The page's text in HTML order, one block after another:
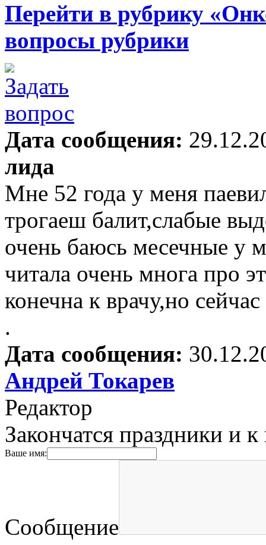
Перейти в рубрику
вопросы рубрики
Дата сообщения:
лида
Мне 52 года у меня
трогаеш балит,слабые
очень баюсь месечные у
читала очень многа про
конечна к врачу,но
.
Дата сообщения:
Андрей Токарев
Редактор
Закончатся праздники и к
Ваше имя:
Сообщение